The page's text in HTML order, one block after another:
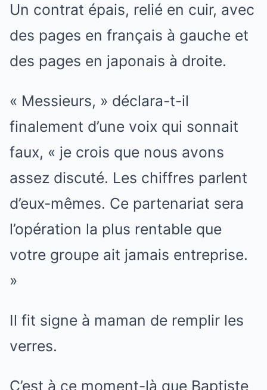
Un contrat épais, relié en cuir, avec
des pages en français à gauche et
des pages en japonais à droite.
« Messieurs, » déclara-t-il
finalement d’une voix qui sonnait
faux, « je crois que nous avons
assez discuté. Les chiffres parlent
d’eux-mêmes. Ce partenariat sera
l’opération la plus rentable que
votre groupe ait jamais entreprise.
»
Il fit signe à maman de remplir les
verres.
C’est à ce moment-là que Baptiste